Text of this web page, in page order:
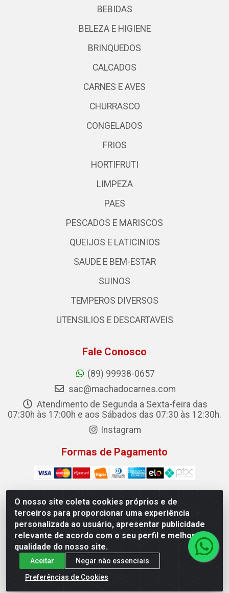
O nosso site coleta cookies próprios e de
terceiros para proporcionar uma experiência
personalizada ao usuário, apresentar publicidade
relevante de acordo com o seu perfil e melhorar a
qualidade do nosso site.
Aceitar
Negar não essenciais
Preferências de Cookies
BEBIDAS
BELEZA E HIGIENE
BRINQUEDOS
CALCADOS
CARNES E AVES
CHURRASCO
CONGELADOS
FRIOS
HORTIFRUTI
LIMPEZA
PAES
PESCADOS E MARISCOS
QUEIJOS E LATICINIOS
SAUDE E BEM-ESTAR
SUINOS
TEMPEROS DIVERSOS
UTENSILIOS E DESCARTAVEIS
Fale Conosco
(89) 99938-0657
sac@machadocarnes.com
Atendimento de Segunda a Sexta-feira das
07:30h às 17:00h e aos Sábados das 07:30 às 12:30h.
Instagram
Formas de Pagamento
Machado Carnes Distribuidora de Alimentos LTDA -
Logradouro: Avenida Candido Aleixo, 148 - Centro - Oeiras/PI
- CEP 64.500-000 - 31.391.008/0001-50